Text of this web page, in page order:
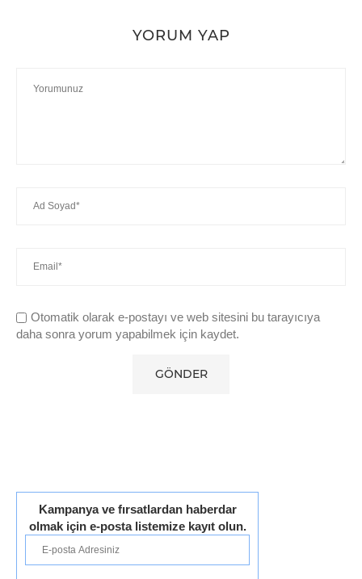
YORUM YAP
Otomatik olarak e-postayı ve web sitesini bu tarayıcıya
daha sonra yorum yapabilmek için kaydet.
Kampanya ve fırsatlardan haberdar
olmak için e-posta listemize kayıt olun.